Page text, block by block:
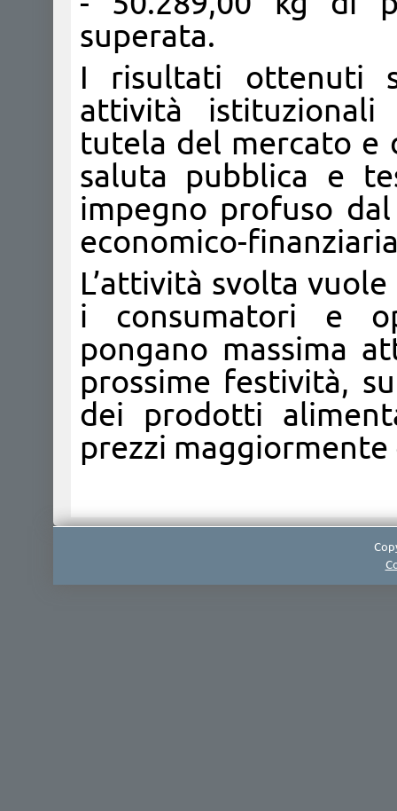
superata.
I risultati ottenuti
attività istituzionali
tutela del mercato e
saluta pubblica e
impegno profuso
economico-
L’attività svolta
i consumatori e
pongano massima
prossime festività,
dei prodotti
prezzi